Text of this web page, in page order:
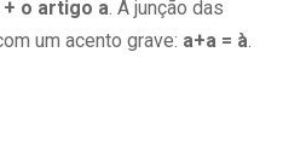
o artigo a. A junção das
um acento grave: a+a = à.